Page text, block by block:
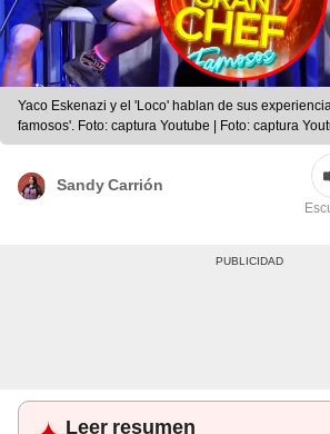
Yaco Eskenazi y el 'Loco' hablan de sus
famosos'. Foto: captura Youtube | Foto: captura
Sandy Carrión
Leer resumen